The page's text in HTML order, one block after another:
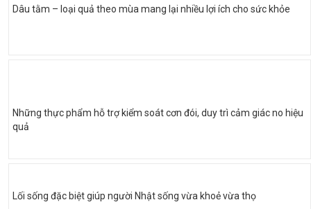
Dâu tằm – loại quả theo mùa mang lại nhiều lợi ích cho sức khỏe
Những thực phẩm hỗ trợ kiểm soát cơn đói, duy trì cảm giác no hiệu
quả
Lối sống đặc biệt giúp người Nhật sống vừa khoẻ vừa thọ